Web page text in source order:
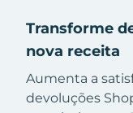
Transforme
nova receita
Aumenta a
devoluções